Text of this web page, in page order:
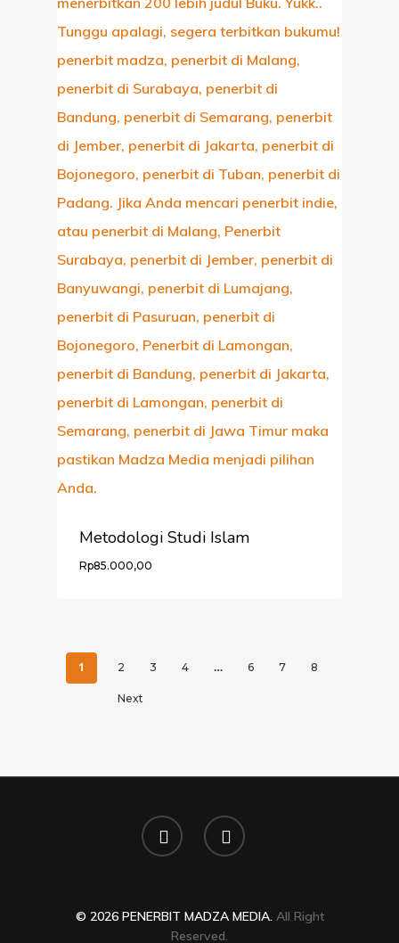
Metodologi Studi Islam
Rp85.000,00
1 2 3 4 … 6 7 8
Next
© 2026 PENERBIT MADZA MEDIA. All Right
Reserved.